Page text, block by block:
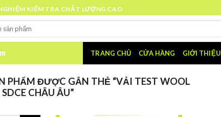
KIỂM TRA CHẤT LƯỢNG CAO
TRANG CHỦ CỬA HÀNG GIỚI THIỆU
PHẨM ĐƯỢC GẮN THẺ “VẢI TEST WOOL
CHÂU ÂU”